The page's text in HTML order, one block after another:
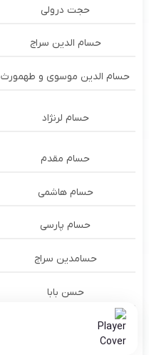
حجت درولی
حسام الدين سراج
حسام الدین موسوی و طهمورث
حسام لرنژاد
حسام مقدم
حسام هاشمی
حسام پارسی
حسامدین سراج
حسن بابا